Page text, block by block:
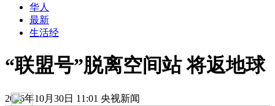
华人
最新
生活经
“联盟号”脱离空间站 将返地球
2016年10月30日 11:01 央视新闻